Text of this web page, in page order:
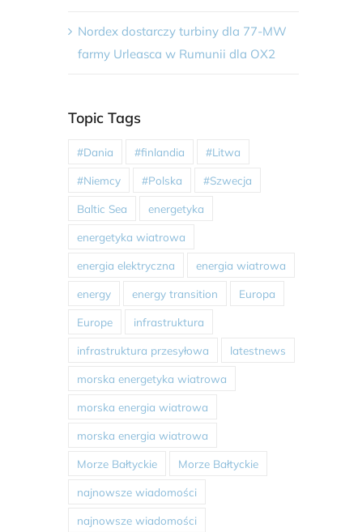
Nordex dostarczy turbiny dla 77-MW
farmy Urleasca w Rumunii dla OX2
Topic Tags
#Dania #finlandia #Litwa
#Niemcy #Polska #Szwecja
Baltic Sea energetyka
energetyka wiatrowa
energia elektryczna energia wiatrowa
energy energy transition Europa
Europe infrastruktura
infrastruktura przesyłowa latestnews
morska energetyka wiatrowa
morska energia wiatrowa
morska energia wiatrowa
Morze Bałtyckie Morze Bałtyckie
najnowsze wiadomości
najnowsze wiadomości